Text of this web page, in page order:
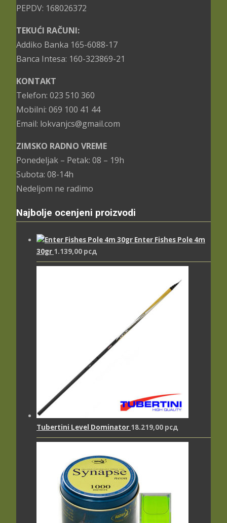
PEPDV: 168026372
TEKUĆI RAČUNI:
Addiko Banka 165-6088-17
Banca Intesa: 160-323869-21
KONTAKT
Telefon: 023 510 360
Mobilni: 069 100 41 44
Email: lokvanjcs@gmail.com
ZIMSKO RADNO VREME
Ponedeljak – Petak: 08 – 19h
Subota: 08-14h
Nedeljom ne radimo
Najbolje ocenjeni proizvodi
Enter Fishes Pole 4m
30gr 1.139,00 рсд
Tubertini Level Dominator 18.219,00 рсд